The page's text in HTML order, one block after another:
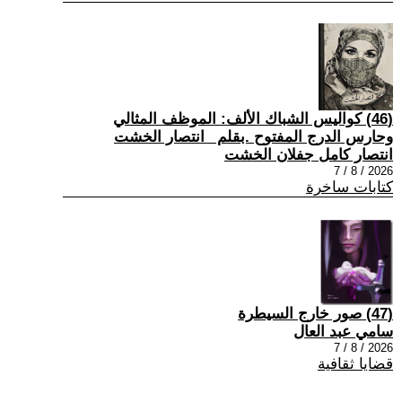
(46) كواليس الشباك الألف: الموظف المثالي
وحارس الدرج المفتوح .بقلم _انتصار الخشت
انتصار كامل جفلان الخشت
2026 / 8 / 7
كتابات ساخرة
(47) صور خارج السيطرة
سامي عبد العال
2026 / 8 / 7
قضايا ثقافية